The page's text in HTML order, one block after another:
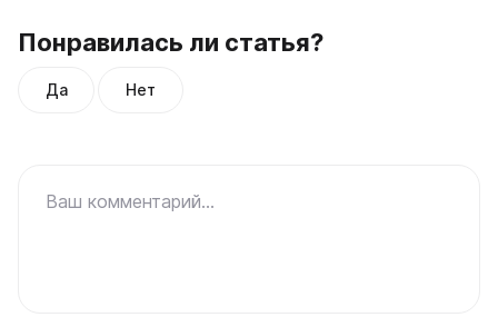
Понравилась ли статья?
Да Нет
Ваш комментарий...